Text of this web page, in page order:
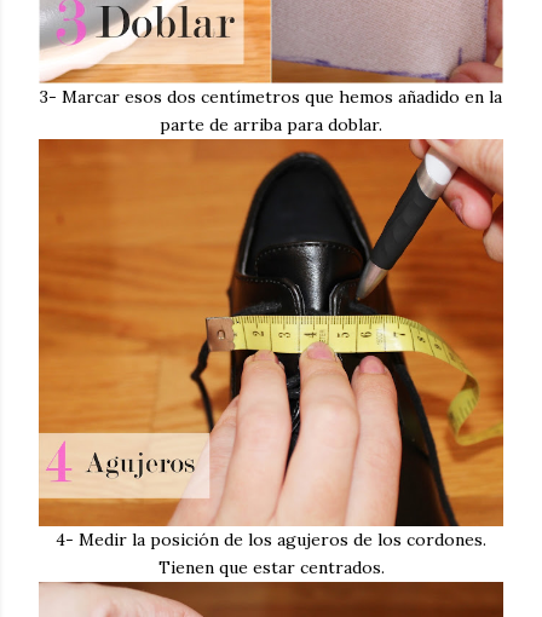
3- Marcar esos dos centímetros que hemos añadido en la
parte de arriba para doblar.
4- Medir la posición de los agujeros de los cordones.
Tienen que estar centrados.